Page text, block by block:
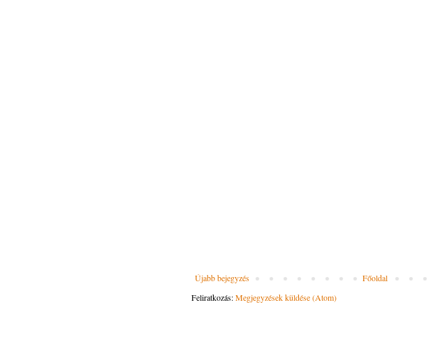
Újabb bejegyzés
Főoldal
Feliratkozás:Megjegyzések küldése (Atom)